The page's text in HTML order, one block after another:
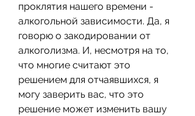
проклятия нашего времени -
алкогольной зависимости. Да, я
говорю о закодировании от
алкоголизма. И, несмотря на то,
что многие считают это
решением для отчаявшихся, я
могу заверить вас, что это
решение может изменить вашу